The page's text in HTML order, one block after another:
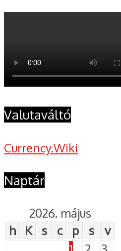
Valutaváltó
Currency.Wiki
Naptár
2026. május
h
K s c p s
v